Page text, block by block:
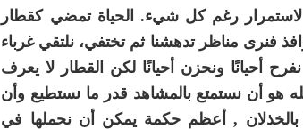
رغم كل شيء. الحياة تمضي كقطار
فنرى مناظر تدهشنا ثم تختفي، نلتقي غرباء
أحيانًا ونحزن أحيانًا لكن القطار لا يعرف
هو أن نستمتع بالمشاهد قدر ما نستطيع وأن
بالخذلان , أعظم حكمة يمكن أن نحملها في